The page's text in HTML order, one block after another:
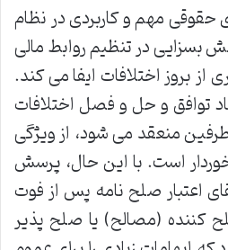
حقوقی مهم و کاربردی در نظام
بسزایی در تنظیم روابط مالی
از بروز اختلافات ایفا می کند.
توافق و حل و فصل اختلافات
منعقد می شود، از ویژگی
است. با این حال، پرسش
اعتبار صلح نامه پس از فوت
کننده (مصالح) یا صلح پذیر